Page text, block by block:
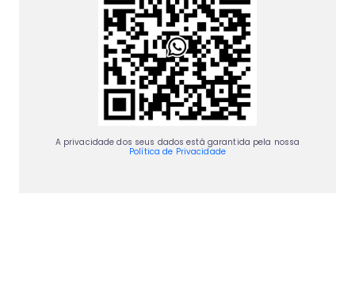
A privacidade dos seus dados está garantida pela nossa
Política de Privacidade